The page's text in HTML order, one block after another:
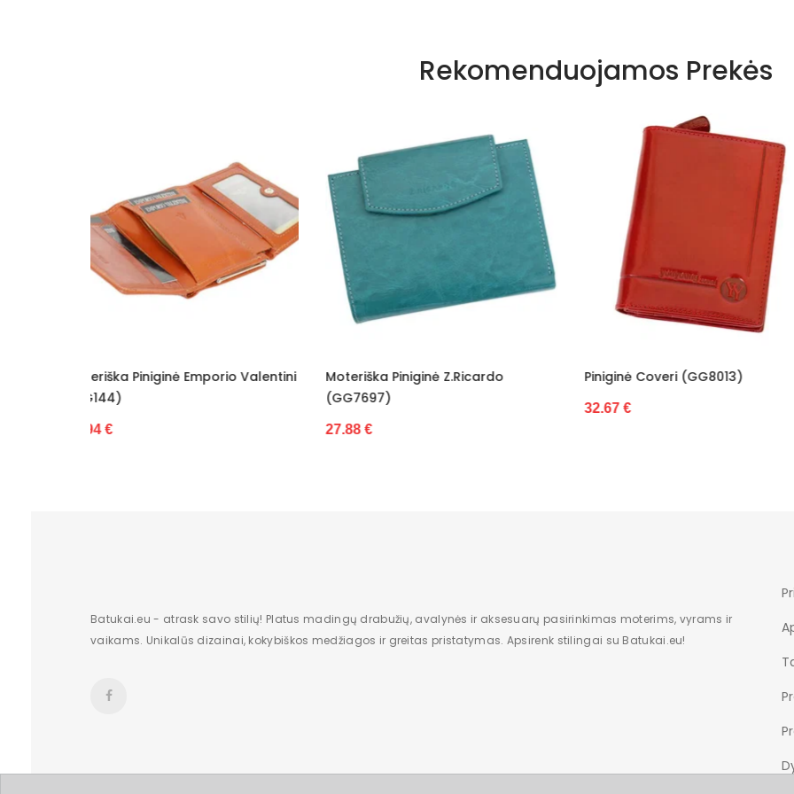
Rekomenduojamos Prekės
Moteriška Piniginė Z.Ricardo
(GG7697)
27.88 €
Piniginė Coveri (GG8013)
32.67 €
Piniginė Juoda Su Sagtimi
Valentini (GG9669)
Batukai.eu - atrask savo stilių! Platus madingų drabužių, avalynės ir aksesuarų pasirinkimas moterims, vyrams ir
vaikams. Unikalūs dizainai, kokybiškos medžiagos ir greitas pristatymas. Apsirenk stilingai su Batukai.eu!